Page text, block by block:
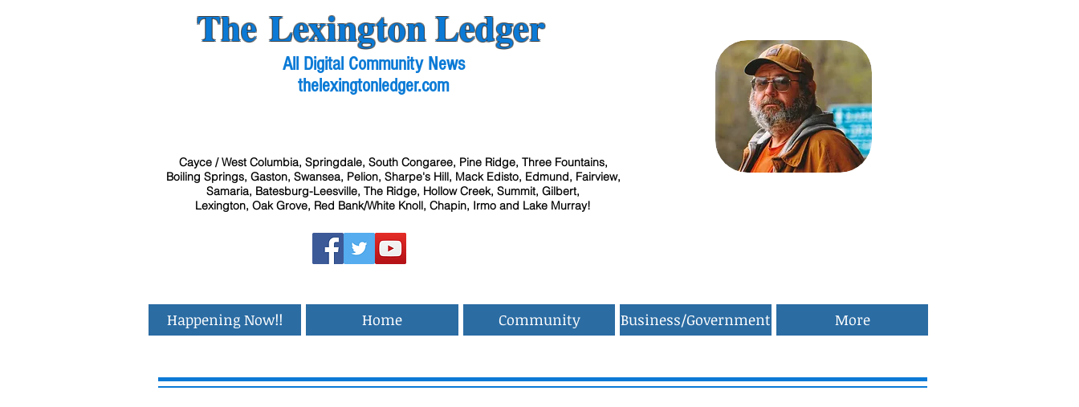
The Lexington Ledger
All Digital Community News
thelexingtonledger.com
Cayce / West Columbia, Springdale, South Congaree, Pine Ridge, Three Fountains,
Boiling Springs, Gaston, Swansea, Pelion, Sharpe's Hill, Mack Edisto, Edmund, Fairview,
Samaria, Batesburg-Leesville, The Ridge, Hollow Creek, Summit, Gilbert,
Lexington, Oak Grove, Red Bank/White Knoll, Chapin, Irmo and Lake Murray!
Happening Now!! Home Community Business/Government More